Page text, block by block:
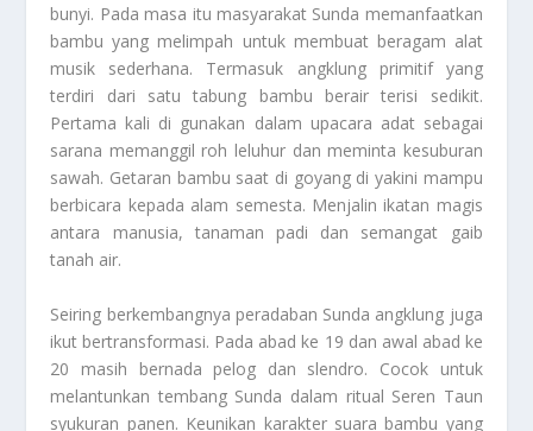
bunyi. Pada masa itu masyarakat Sunda memanfaatkan
bambu yang melimpah untuk membuat beragam alat
musik sederhana. Termasuk angklung primitif yang
terdiri dari satu tabung bambu berair terisi sedikit.
Pertama kali di gunakan dalam upacara adat sebagai
sarana memanggil roh leluhur dan meminta kesuburan
sawah. Getaran bambu saat di goyang di yakini mampu
berbicara kepada alam semesta. Menjalin ikatan magis
antara manusia, tanaman padi dan semangat gaib
tanah air.
Seiring berkembangnya peradaban Sunda angklung juga
ikut bertransformasi. Pada abad ke 19 dan awal abad ke
20 masih bernada pelog dan slendro. Cocok untuk
melantunkan tembang Sunda dalam ritual Seren Taun
syukuran panen. Keunikan karakter suara bambu yang